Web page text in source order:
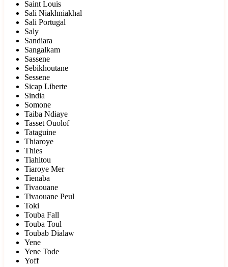
Saint Louis
Sali Niakhniakhal
Sali Portugal
Saly
Sandiara
Sangalkam
Sassene
Sebikhoutane
Sessene
Sicap Liberte
Sindia
Somone
Taiba Ndiaye
Tasset Ouolof
Tataguine
Thiaroye
Thies
Tiahitou
Tiaroye Mer
Tienaba
Tivaouane
Tivaouane Peul
Toki
Touba Fall
Touba Toul
Toubab Dialaw
Yene
Yene Tode
Yoff